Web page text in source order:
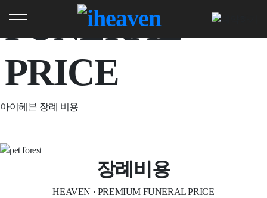
FUNERAL
PRICE
아이헤븐 장례 비용
장례비용
HEAVEN · PREMIUM FUNERAL PRICE